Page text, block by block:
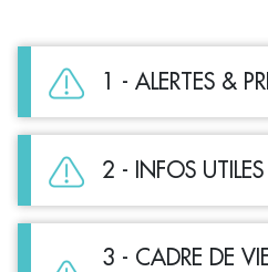
1 - ALERTES &
2 - INFOS
3 - CADRE DE